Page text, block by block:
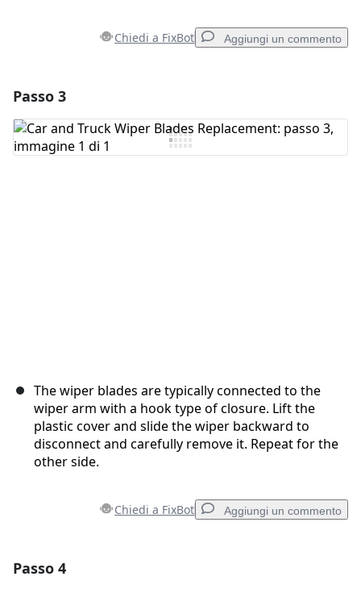
Chiedi a FixBot Aggiungi un commento
Aggiungi Commento
Passo 3
The wiper blades are typically connected to the
wiper arm with a hook type of closure. Lift the
plastic cover and slide the wiper backward to
disconnect and carefully remove it. Repeat for the
other side.
Chiedi a FixBot Aggiungi un commento
Passo 4